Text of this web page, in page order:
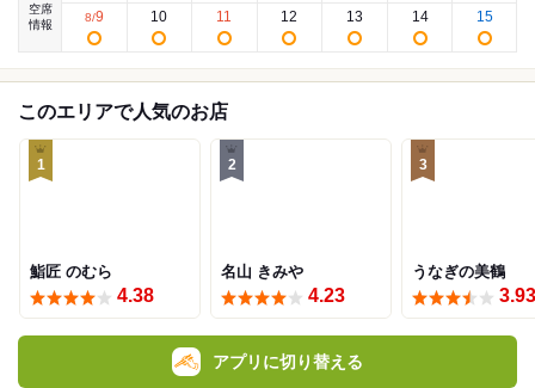
空席
情報
8/9 10 11 12 13 14 15
このエリアで人気のお店
1
鮨匠 のむら
4.38
2
名山 きみや
4.23
3
うなぎの美鶴
3.93
アプリに切り替える